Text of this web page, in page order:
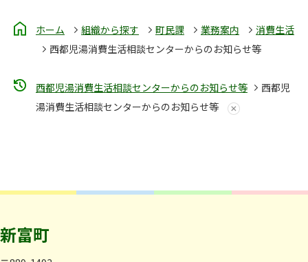
ホーム 組織から探す 町民課 業務案内
消費生活
西都児湯消費生活相談センターからのお知らせ等
西都児湯消費生活相談センターからのお知らせ等
西都児
湯消費生活相談センターからのお知らせ等
新富町